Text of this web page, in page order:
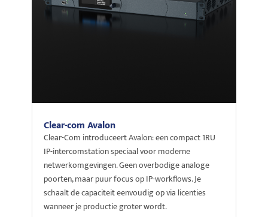
Clear-com Avalon
Clear-Com introduceert Avalon: een compact 1RU
IP-intercomstation speciaal voor moderne
netwerkomgevingen. Geen overbodige analoge
poorten, maar puur focus op IP-workflows. Je
schaalt de capaciteit eenvoudig op via licenties
wanneer je productie groter wordt.